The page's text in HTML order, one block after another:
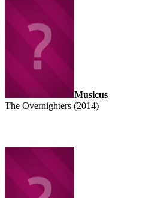
Musicus
The Overnighters (2014)